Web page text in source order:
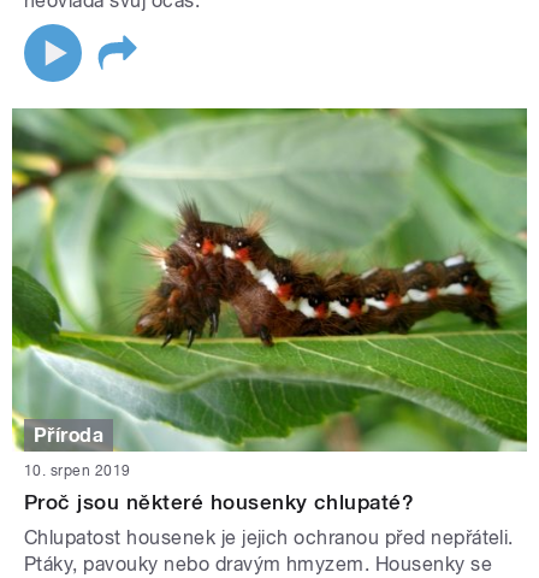
Příroda
10. srpen 2019
Proč jsou některé housenky chlupaté?
Chlupatost housenek je jejich ochranou před nepřáteli.
Ptáky, pavouky nebo dravým hmyzem. Housenky se